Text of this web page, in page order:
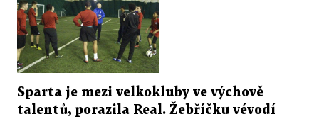
Sparta je mezi velkokluby ve výchově
talentů, porazila Real. Žebříčku vévodí